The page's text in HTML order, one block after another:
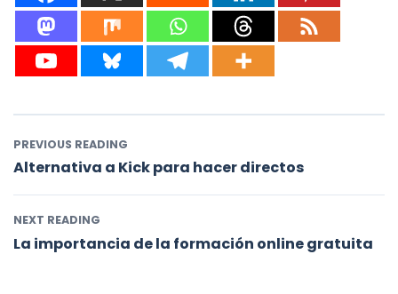
PREVIOUS READING
Alternativa a Kick para hacer directos
NEXT READING
La importancia de la formación online gratuita